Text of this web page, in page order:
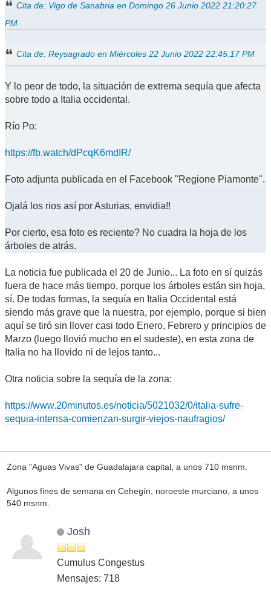
Cita de: Vigo de Sanabria en Domingo 26 Junio 2022 21:20:27
PM
Cita de: Reysagrado en Miércoles 22 Junio 2022 22:45:17 PM
Y lo peor de todo, la situación de extrema sequía que afecta
sobre todo a Italia occidental.
Río Po:
https://fb.watch/dPcqK6mdIR/
Foto adjunta publicada en el Facebook "Regione Piamonte".
Ojalá los rios así por Asturias, envidia!!
Por cierto, esa foto es reciente? No cuadra la hoja de los
árboles de atrás.
La noticia fue publicada el 20 de Junio... La foto en sí quizás
fuera de hace más tiempo, porque los árboles están sin hoja,
sí. De todas formas, la sequía en Italia Occidental está
siendo más grave que la nuestra, por ejemplo, porque si bien
aquí se tiró sin llover casi todo Enero, Febrero y principios de
Marzo (luego llovió mucho en el sudeste), en esta zona de
Italia no ha llovido ni de lejos tanto...
Otra noticia sobre la sequía de la zona:
https://www.20minutos.es/noticia/5021032/0/italia-sufre-
sequia-intensa-comienzan-surgir-viejos-naufragios/
Zona "Aguas Vivas" de Guadalajara capital, a unos 710 msnm.
Algunos fines de semana en Cehegín, noroeste murciano, a unos
540 msnm.
Josh
Cumulus Congestus
Mensajes: 718